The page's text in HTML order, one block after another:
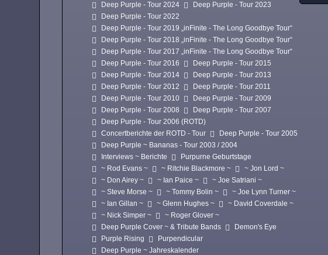
Deep Purple - Tour 2024
Deep Purple - Tour 2023
Deep Purple - Tour 2022
Deep Purple - Tour 2019 „inFinite - The Long Goodbye Tour“
Deep Purple - Tour 2018 „inFinite - The Long Goodbye Tour“
Deep Purple - Tour 2017 „inFinite - The Long Goodbye Tour“
Deep Purple - Tour 2016
Deep Purple - Tour 2015
Deep Purple - Tour 2014
Deep Purple - Tour 2013
Deep Purple - Tour 2012
Deep Purple - Tour 2011
Deep Purple - Tour 2010
Deep Purple - Tour 2009
Deep Purple - Tour 2008
Deep Purple - Tour 2007
Deep Purple - Tour 2006 (ROTD)
Concertberichte der ROTD - Tour
Deep Purple - Tour 2005
Deep Purple ~ Bananas - Tour 2003 / 2004
Interviews ~ Berichte
Purpurne Geburtstage
~ Rod Evans ~
~ Ritchie Blackmore ~
~ Jon Lord ~
~ Don Airey ~
~ Ian Paice ~
~ Joe Satriani ~
~ Steve Morse ~
~ Tommy Bolin ~
~ Joe Lynn Turner ~
~ Ian Gillan ~
~ Glenn Hughes ~
~ David Coverdale ~
~ Nick Simper ~
~ Roger Glover ~
Deep Purple Cover ~ & Tribute Bands
Demon's Eye
Purple Rising
Purpendicular
Deep Purple ~ Jahreskalender